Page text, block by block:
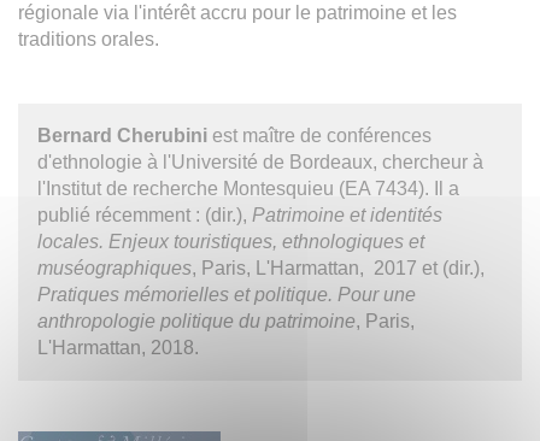
régionale via l'intérêt accru pour le patrimoine et les
traditions orales.
Bernard Cherubini est maître de conférences
d'ethnologie à l'Université de Bordeaux, chercheur à
l'Institut de recherche Montesquieu (EA 7434). Il a
publié récemment : (dir.), Patrimoine et identités
locales. Enjeux touristiques, ethnologiques et
muséographiques, Paris, L'Harmattan, 2017 et (dir.),
Pratiques mémorielles et politique. Pour une
anthropologie politique du patrimoine, Paris,
L'Harmattan, 2018.